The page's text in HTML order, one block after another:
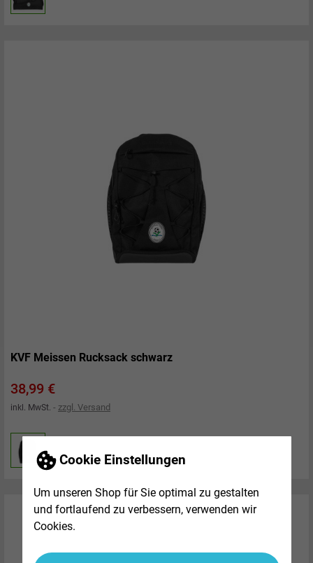
Cookie Einstellungen
Um unseren Shop für Sie optimal zu gestalten
und fortlaufend zu verbessern, verwenden wir
Cookies.
KVF Meissen Rucksack schwarz
Preis
38,99 €
inkl. MwSt. zzgl. Versand